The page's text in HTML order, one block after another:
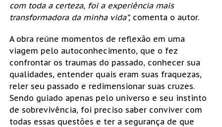
com toda a certeza, foi a experiência mais
transformadora da minha vida”,comenta o autor.
A obra reúne momentos de reflexão em uma
viagem pelo autoconhecimento, que o fez
confrontar os traumas do passado, conhecer sua
qualidades, entender quais eram suas fraquezas,
reler seu passado e redimensionar suas cruzes.
Sendo guiado apenas pelo universo e seu instinto
de sobrevivência, foi preciso saber conviver com
todas essas questões e ter a segurança de que